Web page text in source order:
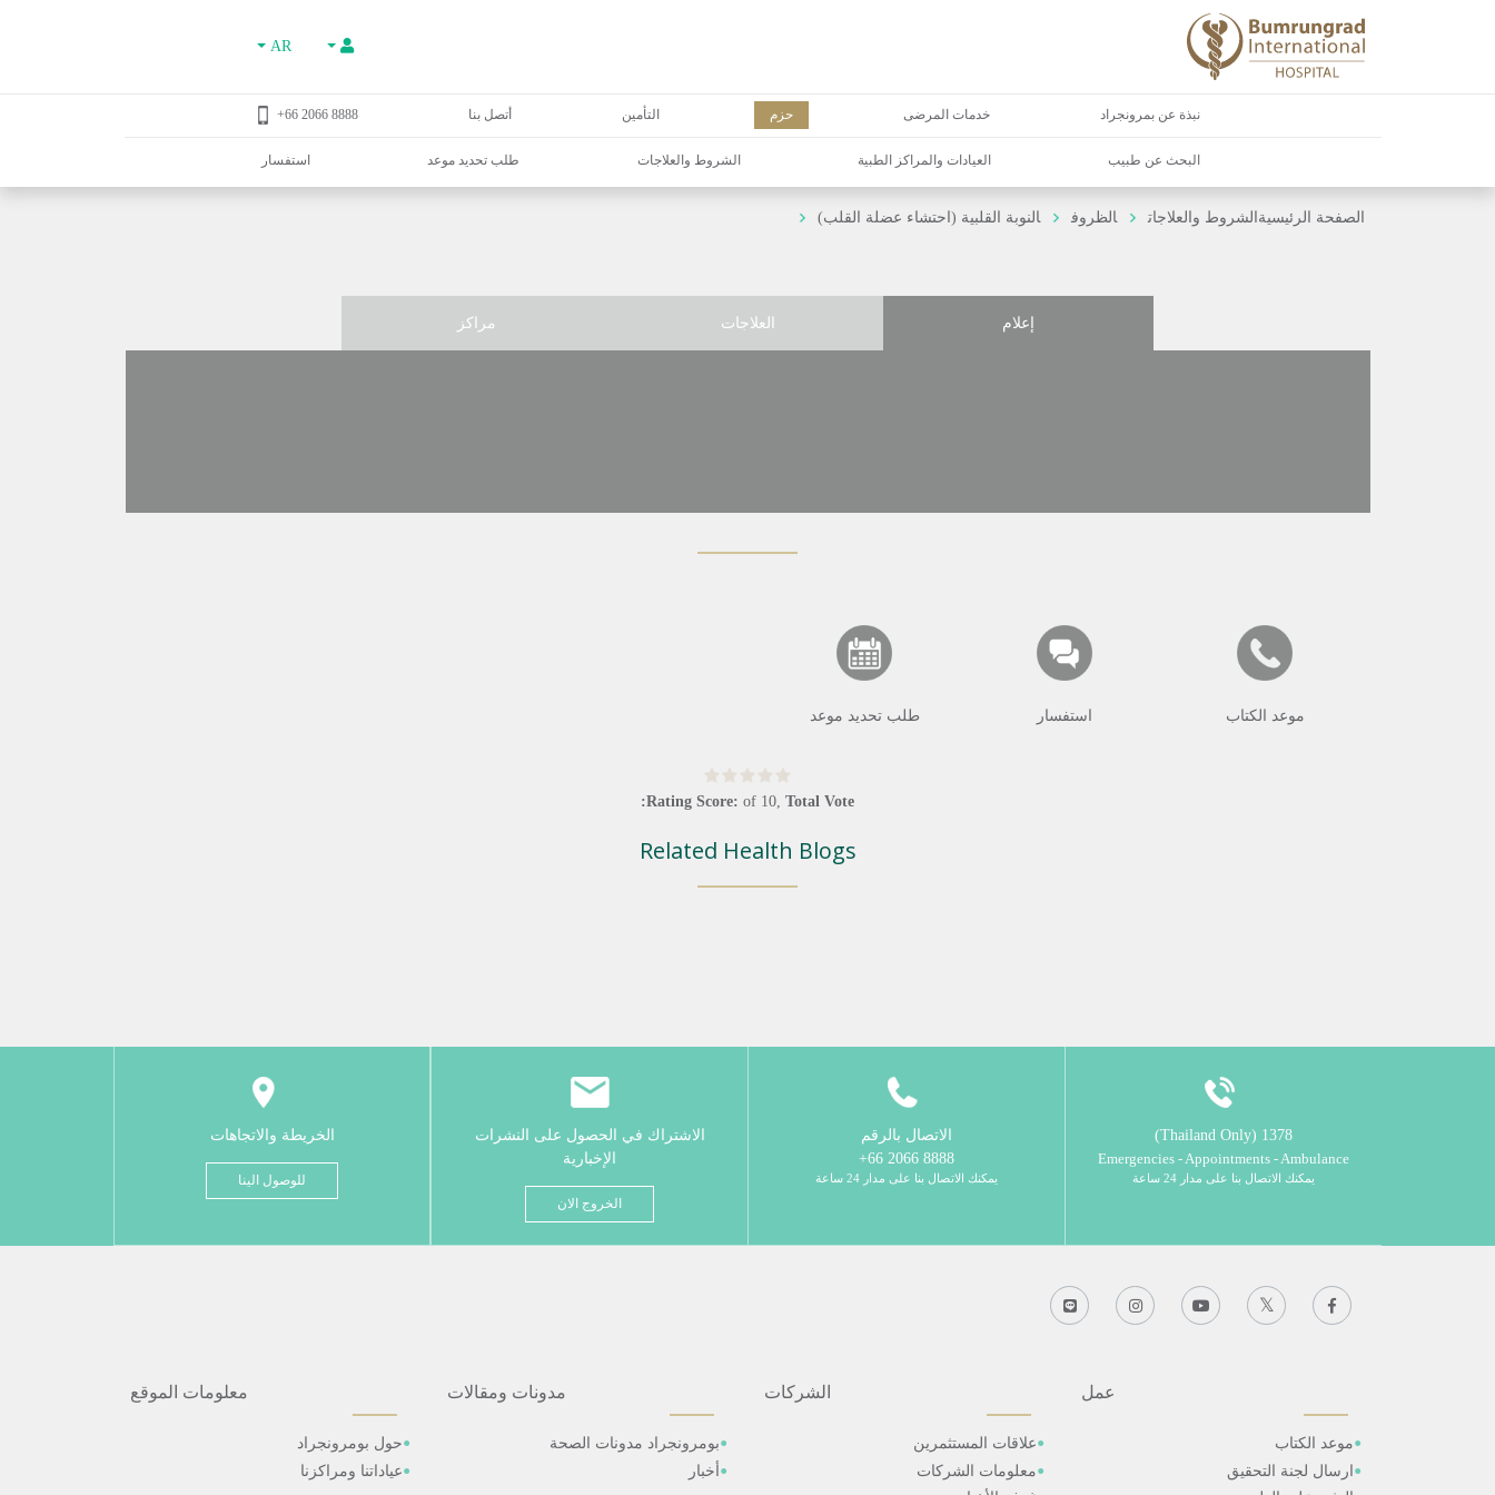
AR
نبذة عن بمرونجراد خدمات المرضى حزم التأمين أتصل بنا 8888 2066 66+
البحث عن طبيب العيادات والمراكز الطبية الشروط والعلاجات طلب تحديد موعد استفسار
الصفحة الرئيسية الشروط والعلاجات الظروف النوبة القلبية (احتشاء عضلة القلب)
إعلام العلاجات مراكز
موعد الكتاب استفسار طلب تحديد موعد
Rating Score: of 10 Total Vote:
Related Health Blogs
1378 (Thailand Only)
Emergencies - Appointments - Ambulance
يمكنك الاتصال بنا على مدار 24 ساعة
الاتصال بالرقم
8888 2066 66+
يمكنك الاتصال بنا على مدار 24 ساعة
الاشتراك في الحصول على النشرات
الإخبارية
الخروج الان
الخريطة والاتجاهات
للوصول الينا
عمل
موعد الكتاب
ارسال لجنة التحقيق
الشركات
علاقات المستثمرين
معلومات الشركات
مدونات ومقالات
بومرونجراد مدونات الصحة
أخبار
معلومات الموقع
حول بومرونجراد
عياداتنا ومراكزنا